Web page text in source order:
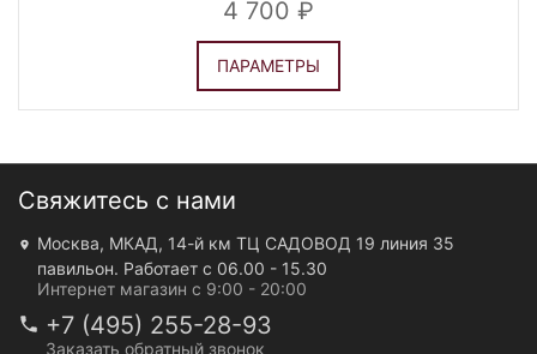
4 700
ПАРАМЕТРЫ
Свяжитесь с нами
Москва, МКАД, 14-й км ТЦ САДОВОД 19 линия 35
павильон. Работает с 06.00 - 15.30
Интернет магазин с 9:00 - 20:00
+7 (495) 255-28-93
Заказать обратный звонок